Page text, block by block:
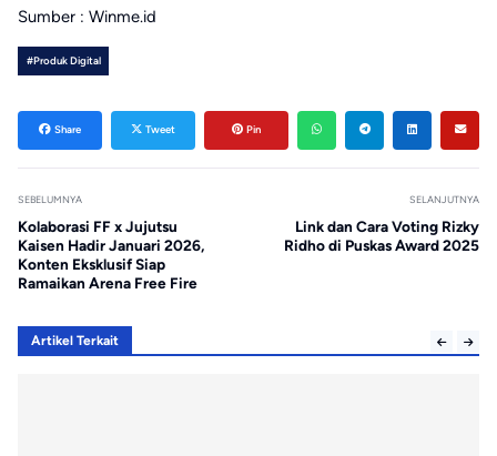
Sumber : Winme.id
#Produk Digital
Share Tweet Pin
SEBELUMNYA
Kolaborasi FF x Jujutsu
Kaisen Hadir Januari 2026,
Konten Eksklusif Siap
Ramaikan Arena Free Fire
SELANJUTNYA
Link dan Cara Voting Rizky
Ridho di Puskas Award 2025
Artikel Terkait